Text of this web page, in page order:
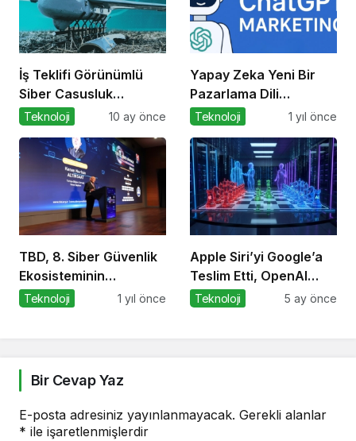
İş Teklifi Görünümlü
Siber Casusluk
Operasyonu
Teknoloji 10 ay önce
Yapay Zeka Yeni Bir
Pazarlama Dili
Konuşuyor:
Güncellemeleri ve
Markalara Yönelik
Fırsatlar
Teknoloji 1 yıl önce
TBD, 8. Siber Güvenlik
Ekosisteminin
Geliştirilmesi Zirvesi’ni
Teknoloji 1 yıl önce
Apple Siri’yi Google’a
Teslim Etti, OpenAI
Bilgisayar Kullanmaya
Teknoloji 5 ay önce
Bir Cevap Yaz
E-posta adresiniz yayınlanmayacak. Gerekli alanlar
* ile işaretlenmişlerdir